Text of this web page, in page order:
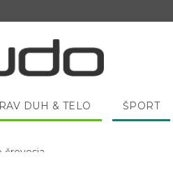
DUH & TELO ŠPORT
medu?